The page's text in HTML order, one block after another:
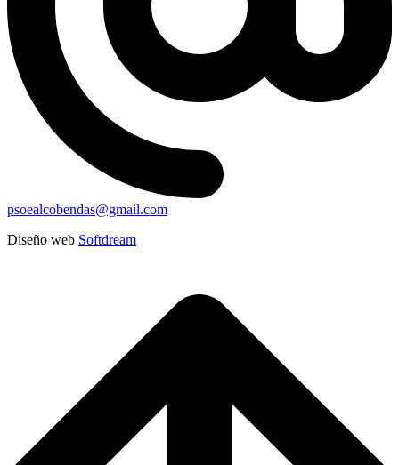
psoealcobendas@gmail.com
Diseño web Softdream